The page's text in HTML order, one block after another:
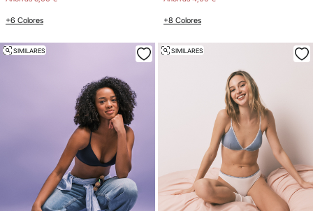
+6 Colores +8 Colores
SIMILARES SIMILARES